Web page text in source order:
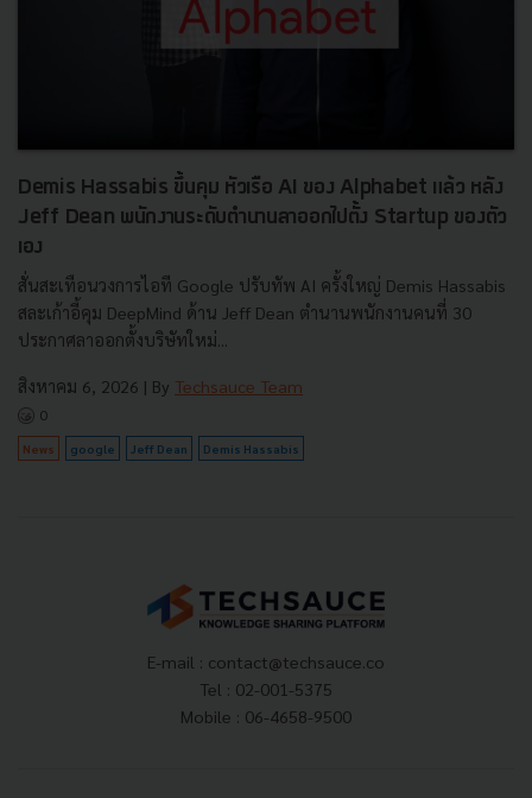
Demis Hassabis ขึ้นคุม หัวเรือ AI ของ Alphabet แล้ว หลัง
Jeff Dean พนักงานระดับตำนานลาออกไปตั้ง Startup ของตัว
เอง
สั่นสะเทือนวงการไอที Google ปรับทัพ AI ครั้งใหญ่ Demis Hassabis
สละเก้าอี้คุม DeepMind ด้าน Jeff Dean ตำนานพนักงานคนที่ 30
ประกาศลาออกตั้งบริษัทใหม่...
สิงหาคม 6, 2026 | By Techsauce Team
0
News google Jeff Dean Demis Hassabis
E-mail : contact@techsauce.co
Tel : 02-001-5375
Mobile : 06-4658-9500